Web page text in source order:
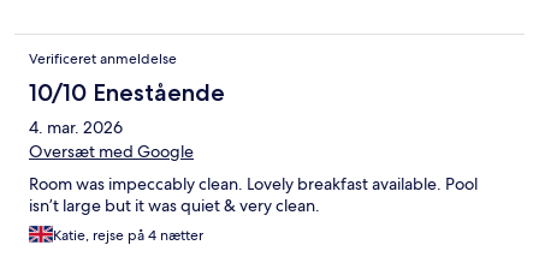
Verificeret anmeldelse
10/10 Enestående
4. mar. 2026
Oversæt med Google
Room was impeccably clean. Lovely breakfast available. Pool
isn’t large but it was quiet & very clean.
Katie, rejse på 4 nætter